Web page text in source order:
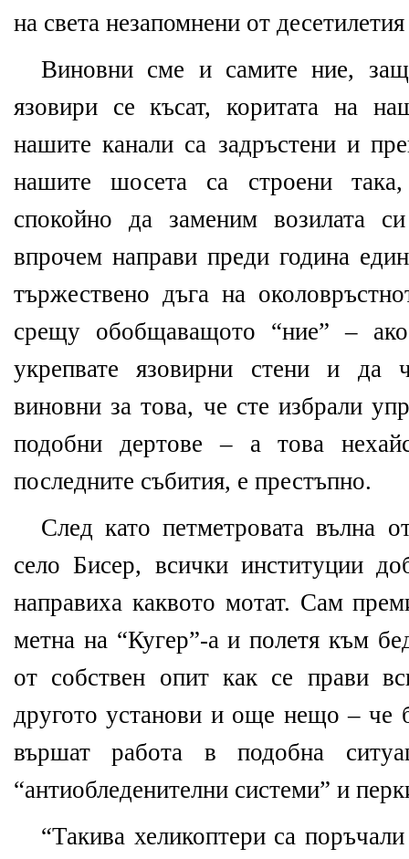
на света незапомнени от
Виновни сме и самите ние,
язовири се късат, коритата на
нашите канали са задръстени и
нашите шосета са строени
спокойно да заменим возилата
впрочем направи преди година
тържествено дъга на
срещу обобщаващото “ние” –
укрепвате язовирни стени и да
виновни за това, че сте избрали
подобни дертове – а това
последните събития, е престъпно.
След като петметровата вълна
село Бисер, всички институции
направиха каквото мотат. Сам
метна на “Кугер”-а и полетя към
от собствен опит как се прави
другото установи и още нещо – че
вършат работа в подобна
“антиобледенителни системи” и
“Такива хеликоптери са